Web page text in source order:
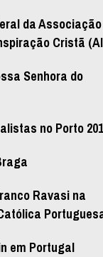
da
Cristã
Senhora do
no Porto
Ravasi na
em Portugal